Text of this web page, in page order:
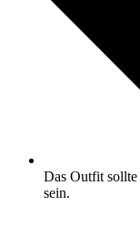
Das Outfit sollte
sein.